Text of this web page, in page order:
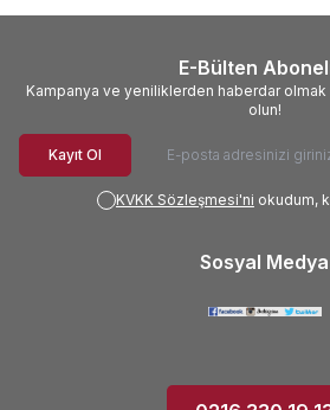
E-Bülten
Kampanya ve yeniliklerden haberdar
olun!
Kayıt Ol
KVKK Sözleşmesi'ni okudum,
Sosyal Medya